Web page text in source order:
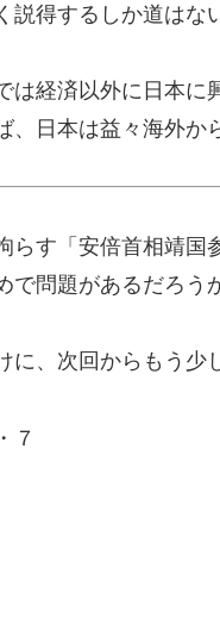
説得するしか道はな
は経済以外に日本に
、日本は益々海外か
らす「安倍首相靖
で問題があるだろう
に、次回からもう少
７